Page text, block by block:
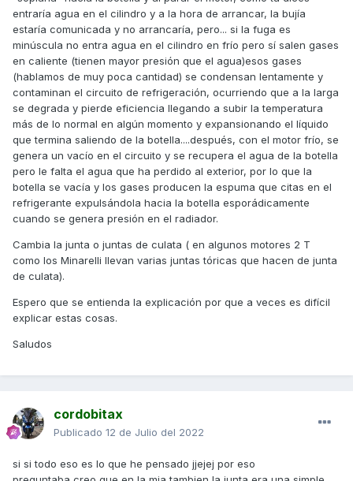
entraría agua en el cilindro y a la hora de arrancar, la bujía
estaría comunicada y no arrancaría, pero... si la fuga es
minúscula no entra agua en el cilindro en frío pero sí salen gases
en caliente (tienen mayor presión que el agua)esos gases
(hablamos de muy poca cantidad) se condensan lentamente y
contaminan el circuito de refrigeración, ocurriendo que a la larga
se degrada y pierde eficiencia llegando a subir la temperatura
más de lo normal en algún momento y expansionando el líquido
que termina saliendo de la botella....después, con el motor frío, se
genera un vacío en el circuito y se recupera el agua de la botella
pero le falta el agua que ha perdido al exterior, por lo que la
botella se vacía y los gases producen la espuma que citas en el
refrigerante expulsándola hacia la botella esporádicamente
cuando se genera presión en el radiador.
Cambia la junta o juntas de culata ( en algunos motores 2 T
como los Minarelli llevan varias juntas tóricas que hacen de junta
de culata).
Espero que se entienda la explicación por que a veces es difícil
explicar estas cosas.
Saludos
cordobitax
Publicado 12 de Julio del 2022
si si todo eso es lo que he pensado jjejej por eso